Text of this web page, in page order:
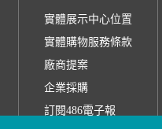
實體展示中心位置
實體購物服務條款
廠商提案
企業採購
訂閱486電子報